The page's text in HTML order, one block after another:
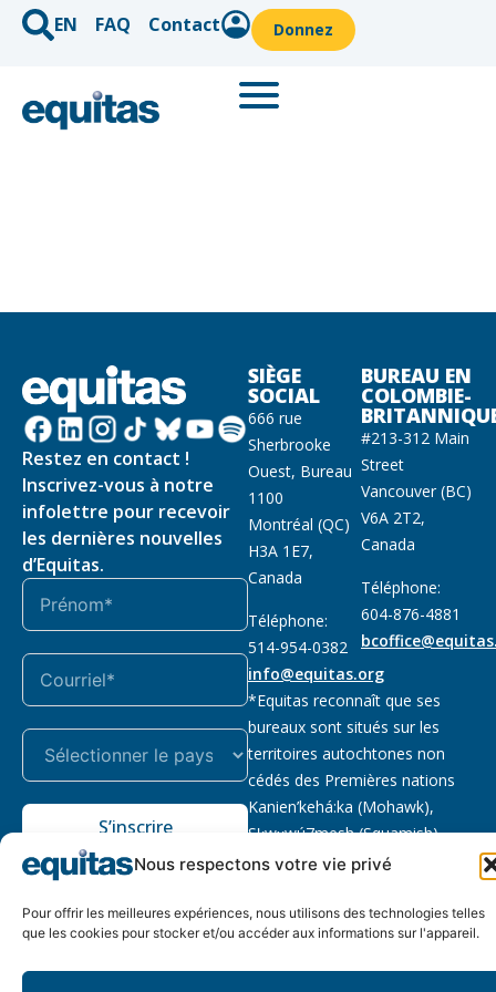
Nous respectons votre vie privé
Pour offrir les meilleures expériences, nous utilisons des technologies telles
que les cookies pour stocker et/ou accéder aux informations sur l'appareil.
EN FAQ Contact Donnez
Restez en contact !
Inscrivez-vous à notre
infolettre pour recevoir
les dernières nouvelles
d’Equitas.
S’inscrire
SIÈGE
SOCIAL
666 rue
Sherbrooke
Ouest, Bureau
1100
Montréal (QC)
H3A 1E7,
Canada
Téléphone:
514-954-0382
info@equitas.org
BUREAU EN
COLOMBIE-
#213-312 Main
Street
Vancouver (BC)
V6A 2T2,
Canada
Téléphone:
604-876-4881
*Equitas reconnaît que ses
bureaux sont situés sur les
territoires autochtones non
cédés des Premières nations
Kanien’kehá:ka (Mohawk),
Sḵwx̱wú7mesh (Squamish),
səl̓ilwətaɁɬ (Tsleil Waututh) et
Lire la suite
de